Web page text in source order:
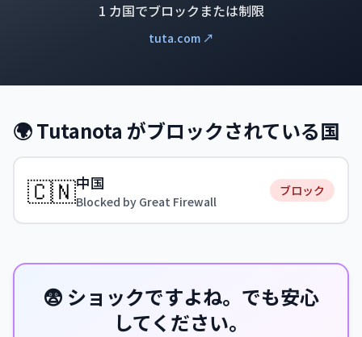
1 カ国でブロックまたは制限
tuta.com ↗
🌍 Tutanota がブロックされている国
🇨🇳中国
Blocked by Great Firewall
ブロック
😨 ショックですよね。でも安心
してください。